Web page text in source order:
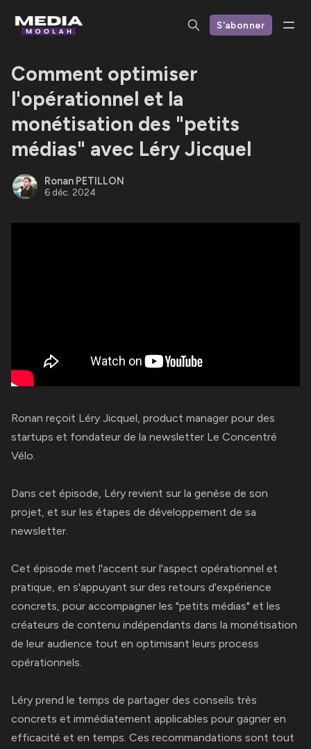
S'abonner
Comment optimiser
l'opérationnel et la
monétisation des "petits
médias" avec Léry Jicquel
Ronan PETILLON
6 déc. 2024
Ronan reçoit Léry Jicquel, product manager pour des
startups et fondateur de la newsletter Le Concentré
Vélo.
Dans cet épisode, Léry revient sur la genèse de son
projet, et sur les étapes de développement de sa
newsletter.
Cet épisode met l'accent sur l'aspect opérationnel et
pratique, en s'appuyant sur des retours d'expérience
concrets, pour accompagner les "petits médias" et les
créateurs de contenu indépendants dans la monétisation
de leur audience tout en optimisant leurs process
opérationnels.
Léry prend le temps de partager des conseils très
concrets et immédiatement applicables pour gagner en
efficacité et en temps. Ces recommandations sont tout